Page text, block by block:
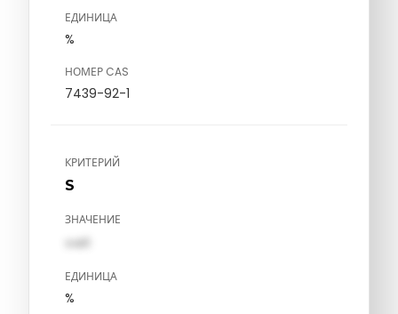
ЕДИНИЦА
%
НОМЕР CAS
7439-92-1
КРИТЕРИЙ
S
ЗНАЧЕНИЕ
val1
ЕДИНИЦА
%